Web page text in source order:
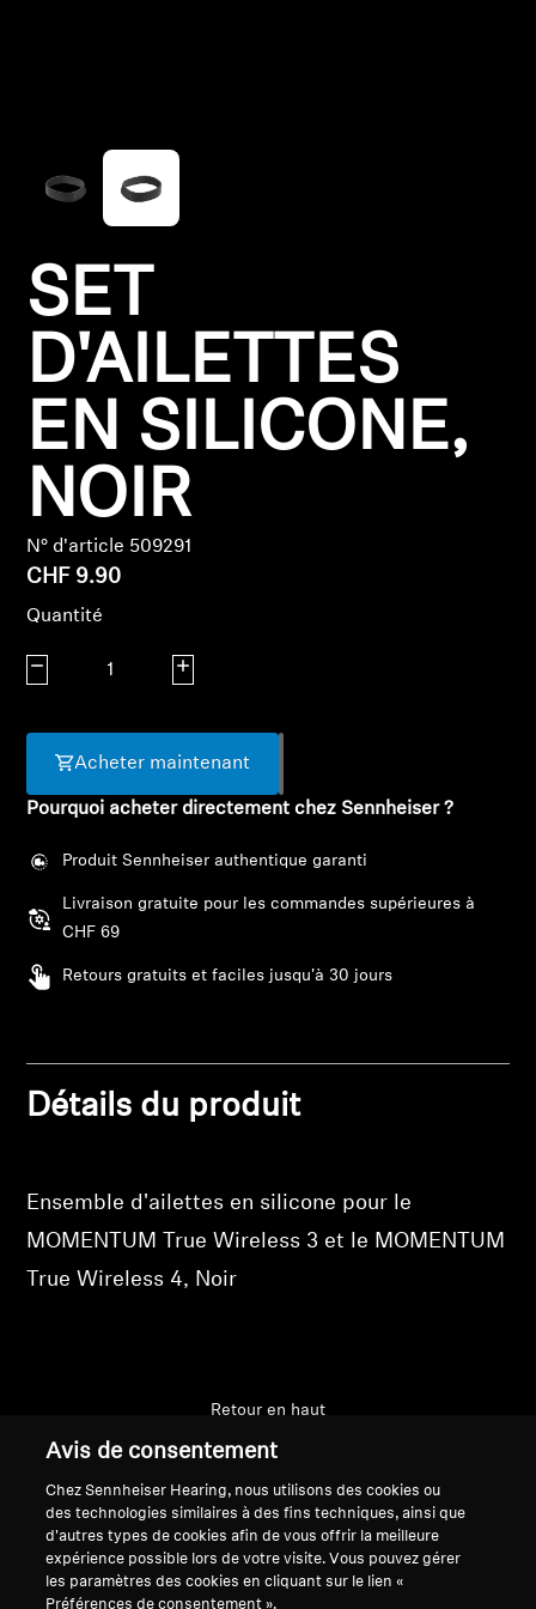
Audition par catégorie
Casques audio pour TV
Pièces et accessoires d'origine pour l'audition
Barres de son
Barres de son et Subs AMBEO
Découvrez AMBEO
Pièces et accessoires AMBEO
Explorer
Professionnel
SET
D'AILETTES
EN SILICONE,
NOIR
N° d'article 509291
CHF 9.90
Quantité
Diminuer la quantitéAugmenter la quantité
Acheter maintenant
Pourquoi acheter directement chez Sennheiser ?
Produit Sennheiser authentique garanti
Livraison gratuite pour les commandes supérieures à
CHF 69
Retours gratuits et faciles jusqu'à 30 jours
Détails du produit
Ensemble d'ailettes en silicone pour le
MOMENTUM True Wireless 3 et le MOMENTUM
True Wireless 4, Noir
Retour en haut
Mentions légales
Politique de confidentialité
Notre entreprise
À propos de nous
Avis de consentement
Chez Sennheiser Hearing, nous utilisons des cookies ou
des technologies similaires à des fins techniques, ainsi que
d'autres types de cookies afin de vous offrir la meilleure
expérience possible lors de votre visite. Vous pouvez gérer
les paramètres des cookies en cliquant sur le lien «
Préférences de consentement ».
Connexion requise
Se connecter